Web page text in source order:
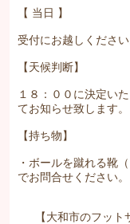
【 当日 】
受付にお越しください
【天候判断】
１８：００に決定い
てお知らせ致します。
【持ち物】
・ボールを蹴れる靴
でお問合せください。
【大和市のフッ